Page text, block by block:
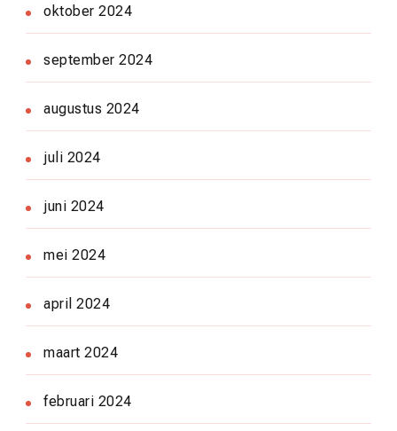
oktober 2024
september 2024
augustus 2024
juli 2024
juni 2024
mei 2024
april 2024
maart 2024
februari 2024